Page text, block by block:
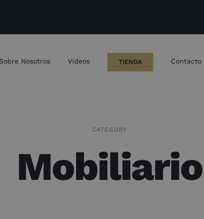
Sobre Nosotros Vídeos TIENDA Contacto
CATEGORY
Mobiliario